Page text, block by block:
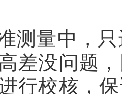
测量中，
差没问题
行校核，